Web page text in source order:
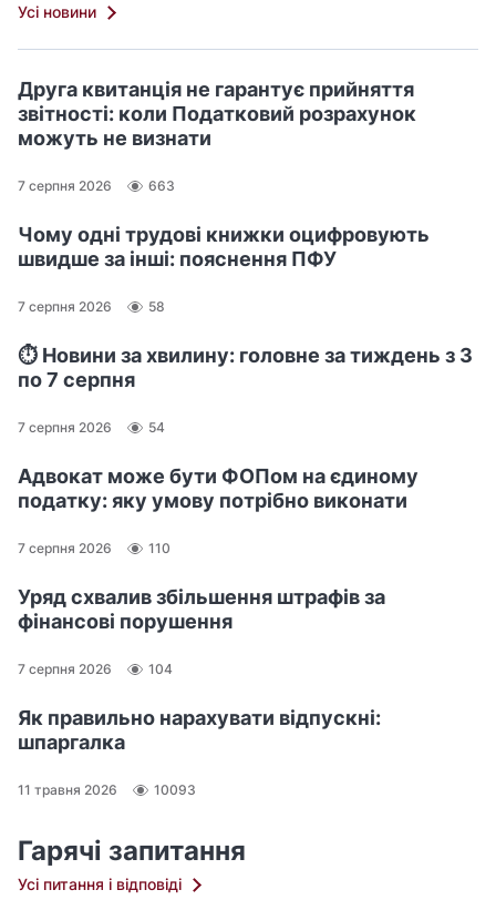
Усі новини
Друга квитанція не гарантує прийняття
звітності: коли Податковий розрахунок
можуть не визнати
7 серпня 2026 663
Чому одні трудові книжки оцифровують
швидше за інші: пояснення ПФУ
7 серпня 2026 58
⏱️ Новини за хвилину: головне за тиждень з 3
по 7 серпня
7 серпня 2026 54
Адвокат може бути ФОПом на єдиному
податку: яку умову потрібно виконати
7 серпня 2026 110
Уряд схвалив збільшення штрафів за
фінансові порушення
7 серпня 2026 104
Як правильно нарахувати відпускні:
шпаргалка
11 травня 2026 10093
Гарячі запитання
Усі питання і відповіді